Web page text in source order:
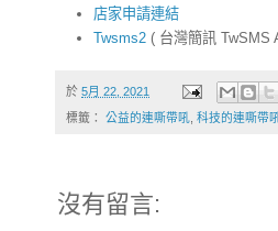
店家申請連結
Twsms2 ( 台灣簡訊 TwSMS
於 5月 22, 2021
標籤： 公益的連嘶帶吼 科技的連嘶帶
沒有留言: